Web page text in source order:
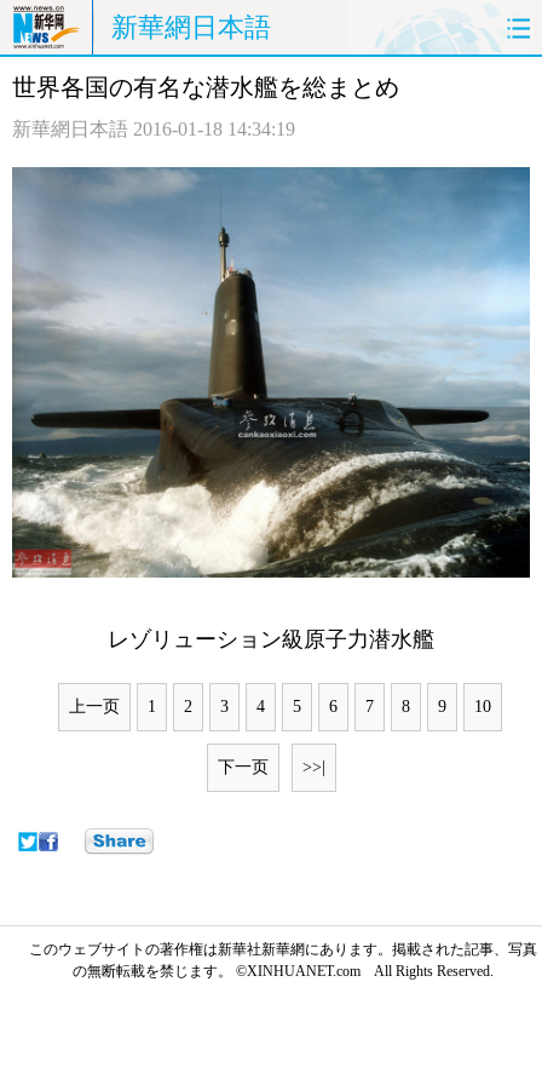
新華網日本語
ホームページ 政治
世界各国の有名な潜水艦を総まとめ
新華網日本語 2016-01-18 14:34:19
レゾリューション級原子力潜水艦
上一页 1 2 3 4 5 6 7 8 9 10
下一页 >>|
このウェブサイトの著作権は新華社新華網にあります。掲載された記事、写真
の無断転載を禁じます。 ©XINHUANET.com All Rights Reserved.